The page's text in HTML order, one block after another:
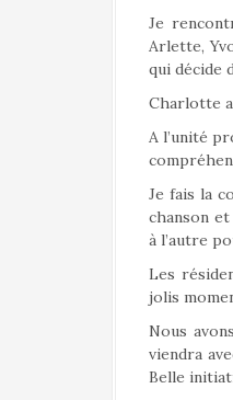
Je
Arlette,
qui décide
Charlotte
A l’unité
Je fais la
chanson et
à l’autre
Les
jolis
Nous
viendra
Belle